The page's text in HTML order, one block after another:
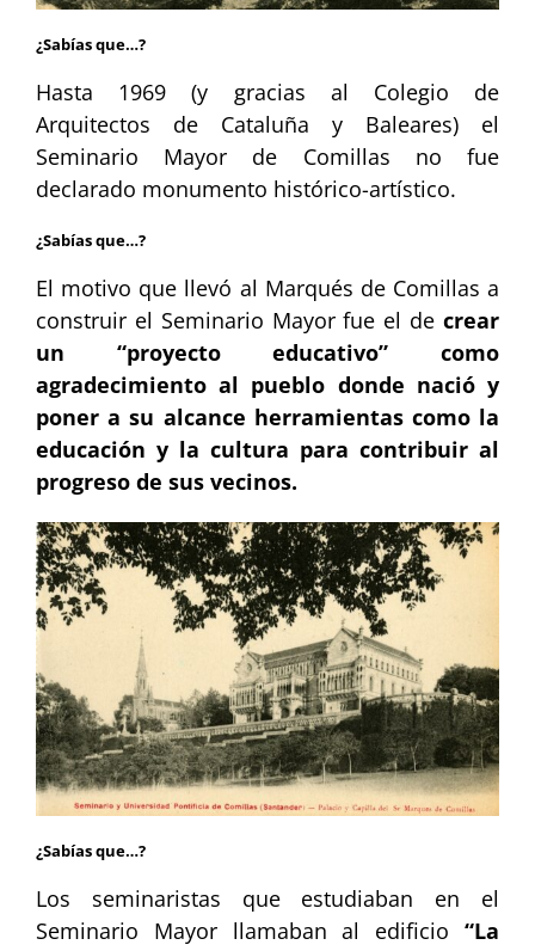
¿Sabías que…?
Hasta 1969 (y gracias al Colegio de
Arquitectos de Cataluña y Baleares) el
Seminario Mayor de Comillas no fue
declarado monumento histórico-artístico.
¿Sabías que…?
El motivo que llevó al Marqués de Comillas a
construir el Seminario Mayor fue el de crear
un “proyecto educativo” como
agradecimiento al pueblo donde nació y
poner a su alcance herramientas como la
educación y la cultura para contribuir al
progreso de sus vecinos.
¿Sabías que…?
Los seminaristas que estudiaban en el
Seminario Mayor llamaban al edificio “La